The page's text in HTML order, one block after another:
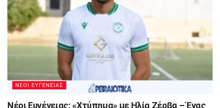
ΝΕΟΙ ΕΥΓΕΝΕΙΑΣ
Νέοι Ευγένειας: «Χτύπημα» με Ηλία Ζέρβα – Ένας